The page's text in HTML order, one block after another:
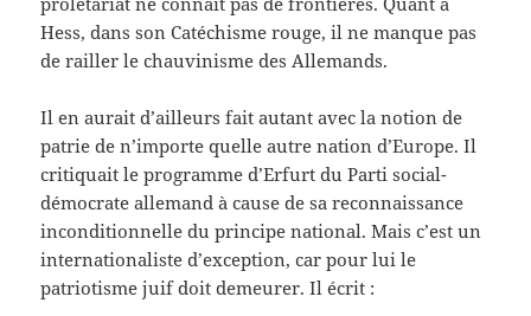
Hess, dans son Catéchisme rouge, il ne manque pas
de railler le chauvinisme des Allemands.
Il en aurait d’ailleurs fait autant avec la notion de
patrie de n’importe quelle autre nation d’Europe. Il
critiquait le programme d’Erfurt du Parti social-
démocrate allemand à cause de sa reconnaissance
inconditionnelle du principe national. Mais c’est un
internationaliste d’exception, car pour lui le
patriotisme juif doit demeurer. Il écrit :